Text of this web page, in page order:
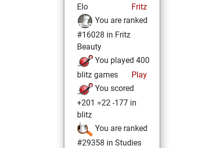
Elo
Fritz
You are ranked
#16028 in Fritz
Beauty
You played 400
blitz games
Play
You scored
+201 =22 -177 in
blitz
You are ranked
#29358 in Studies